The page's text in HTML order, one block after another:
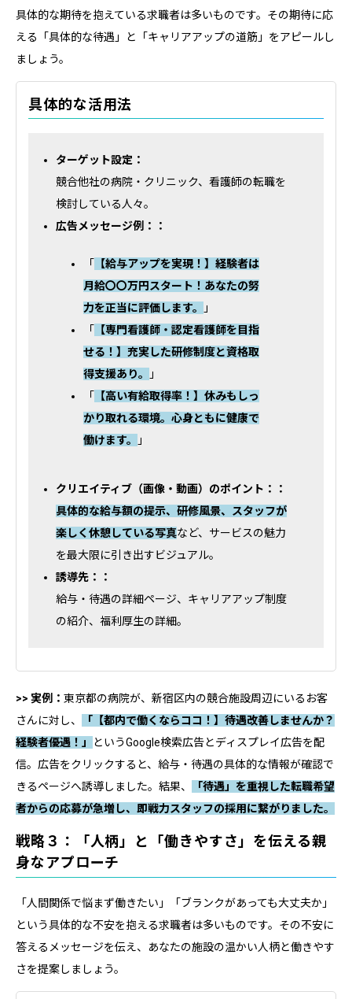
具体的な期待を抱えている求職者は多いものです。その期待に応
える「具体的な待遇」と「キャリアアップの道筋」をアピールし
ましょう。
具体的な活用法
ターゲット設定：
競合他社の病院・クリニック、看護師の転職を
検討している人々。
広告メッセージ例：：
「
【給与アップを実現！】経験者は
月給〇〇万円スタート！あなたの努
力を正当に評価します。
」
「
【専門看護師・認定看護師を目指
せる！】充実した研修制度と資格取
得支援あり。
」
「
【高い有給取得率！】休みもしっ
かり取れる環境。心身ともに健康で
働けます。
」
クリエイティブ（画像・動画）のポイント：：
具体的な給与額の提示、研修風景、スタッフが
楽しく休憩している写真など、サービスの魅力
を最大限に引き出すビジュアル。
誘導先：：
給与・待遇の詳細ページ、キャリアアップ制度
の紹介、福利厚生の詳細。
>> 実例： 東京都の病院が、新宿区内の競合施設周辺にいるお客
さんに対し、
「【都内で働くならココ！】待遇改善しませんか？
経験者優遇！」
というGoogle検索広告とディスプレイ広告を配
信。広告をクリックすると、給与・待遇の具体的な情報が確認で
きるページへ誘導しました。結果、
「待遇」を重視した転職希望
者からの応募が急増し、即戦力スタッフの採用に繋がりました。
戦略３：「人柄」と「働きやすさ」を伝える親
身なアプローチ
「人間関係で悩まず働きたい」「ブランクがあっても大丈夫か」
という具体的な不安を抱える求職者は多いものです。その不安に
答えるメッセージを伝え、あなたの施設の温かい人柄と働きやす
さを提案しましょう。